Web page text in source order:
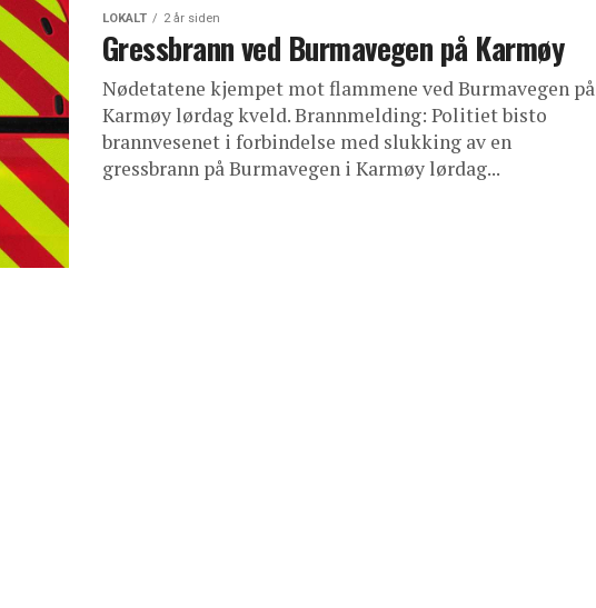
LOKALT 2 år siden
Gressbrann ved Burmavegen på Karmøy
Nødetatene kjempet mot flammene ved Burmavegen på
Karmøy lørdag kveld. Brannmelding: Politiet bisto
brannvesenet i forbindelse med slukking av en
gressbrann på Burmavegen i Karmøy lørdag...